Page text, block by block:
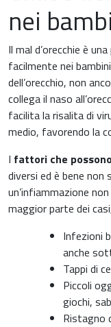
nei
Il mal d’orecchie è
facilmente nei
dell’orecchio, non
collega il naso
facilita la risalita di
medio, favorendo la
I fattori che
diversi ed è bene
un’infiammazione
maggior parte dei
Infezioni
anche
Tappi di
Piccoli
giochi,
Ristagno